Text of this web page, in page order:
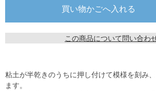
この商品について問い合わ
粘土が半乾きのうちに押し付けて模様を刻み
ます。